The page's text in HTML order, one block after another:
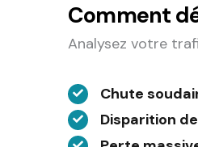
Comment
Analysez votre
Chute
Disparition